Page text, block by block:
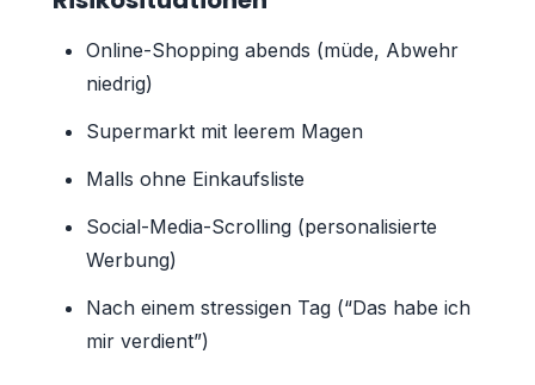
Online-Shopping abends (müde, Abwehr
niedrig)
Supermarkt mit leerem Magen
Malls ohne Einkaufsliste
Social-Media-Scrolling (personalisierte
Werbung)
Nach einem stressigen Tag (“Das habe ich
mir verdient”)